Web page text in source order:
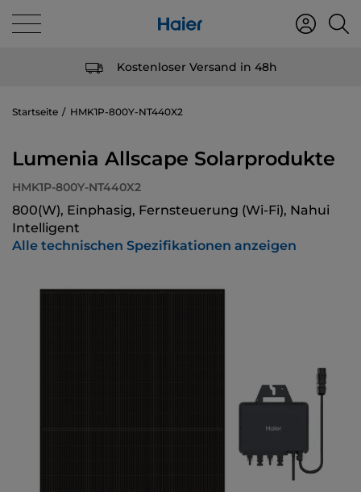
Kostenloser Versand in 48h
Startseite HMK1P-800Y-NT440X2
Lumenia Allscape Solarprodukte
HMK1P-800Y-NT440X2
800(W), Einphasig, Fernsteuerung (Wi-Fi), Nahui
Intelligent
Alle technischen Spezifikationen anzeigen